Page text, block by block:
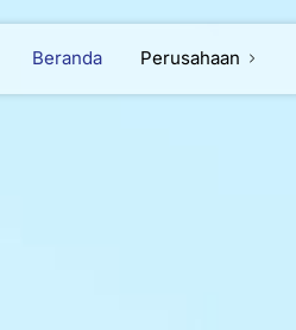
Beranda Perusahaan